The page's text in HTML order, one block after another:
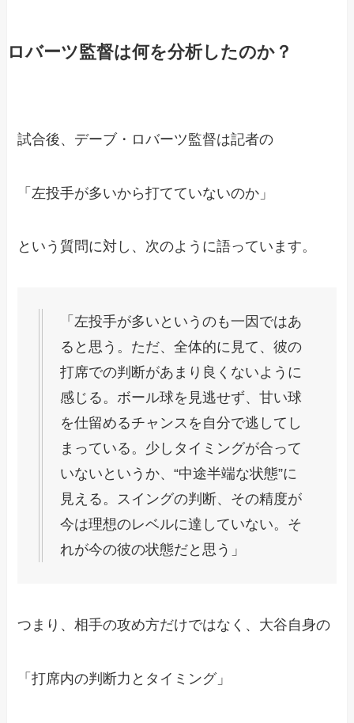
ロバーツ監督は何を分析したのか？
試合後、デーブ・ロバーツ監督は記者の
「左投手が多いから打てていないのか」
という質問に対し、次のように語っています。
「左投手が多いというのも一因ではあ
ると思う。ただ、全体的に見て、彼の
打席での判断があまり良くないように
感じる。ボール球を見逃せず、甘い球
を仕留めるチャンスを自分で逃してし
まっている。少しタイミングが合って
いないというか、“中途半端な状態”に
見える。スイングの判断、その精度が
今は理想のレベルに達していない。そ
れが今の彼の状態だと思う」
つまり、相手の攻め方だけではなく、大谷自身の
「打席内の判断力とタイミング」